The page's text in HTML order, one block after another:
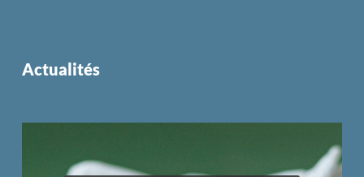
Actualités